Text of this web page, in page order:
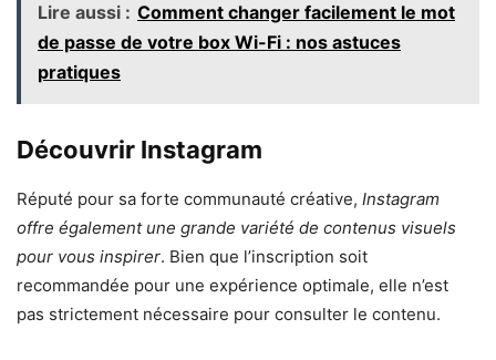
Lire aussi : Comment changer facilement le mot
de passe de votre box Wi-Fi : nos astuces
pratiques
Découvrir Instagram
Réputé pour sa forte communauté créative, Instagram
offre également une grande variété de contenus visuels
pour vous inspirer. Bien que l’inscription soit
recommandée pour une expérience optimale, elle n’est
pas strictement nécessaire pour consulter le contenu.